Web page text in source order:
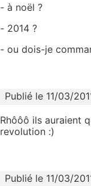
- à noël ?
- 2014 ?
- ou dois-je
Publié le 11/03/
Rhôôô ils auraient
revolution :)
Publié le 11/03/